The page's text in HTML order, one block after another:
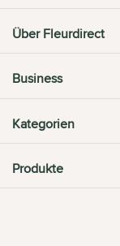
Über Fleurdirect
Business
Kategorien
Produkte